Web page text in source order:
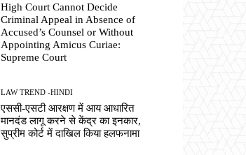
High Court Cannot Decide
Criminal Appeal in Absence of
Accused’s Counsel or Without
Appointing Amicus Curiae:
Supreme Court
LAW TREND -HINDI
एससी-एसटी आरक्षण में आय आधारित
मानदंड लागू करने से केंद्र का इनकार,
सुप्रीम कोर्ट में दाखिल किया हलफनामा